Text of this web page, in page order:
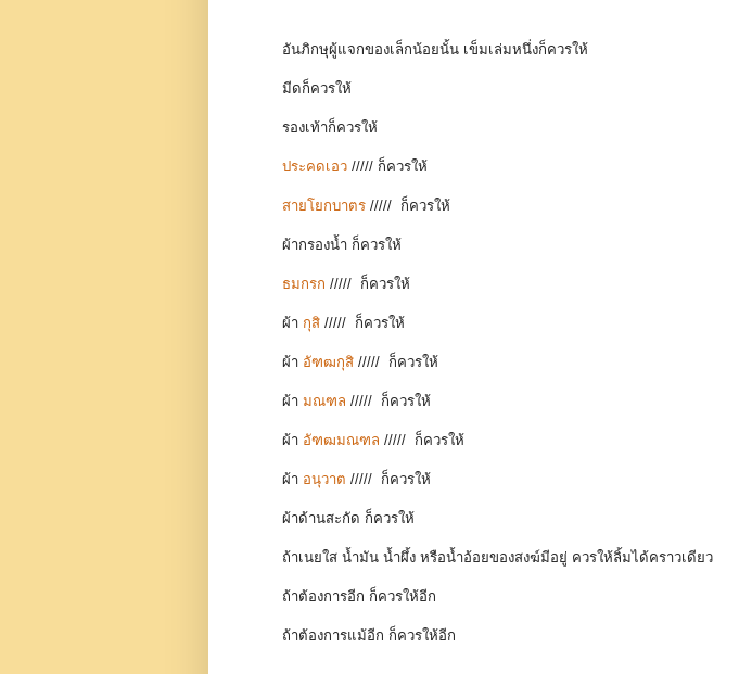
อันภิกษุผู้แจกของเล็กน้อยนั้น เข็มเล่มหนึ่งก็ควรให้
มีดก็ควรให้
รองเท้าก็ควรให้
ประคดเอว ///// ก็ควรให้
สายโยกบาตร ///// ก็ควรให้
ผ้ากรองน้ำ ก็ควรให้
ธมกรก ///// ก็ควรให้
ผ้า กุสิ ///// ก็ควรให้
ผ้า อัฑฒกุสิ ///// ก็ควรให้
ผ้า มณฑล ///// ก็ควรให้
ผ้า อัฑฒมณฑล ///// ก็ควรให้
ผ้า อนุวาต ///// ก็ควรให้
ผ้าด้านสะกัด ก็ควรให้
ถ้าเนยใส น้ำมัน น้ำผึ้ง หรือน้ำอ้อยของสงฆ์มีอยู่ ควรให้ลิ้มได้คราวเดียว
ถ้าต้องการอีก ก็ควรให้อีก
ถ้าต้องการแม้อีก ก็ควรให้อีก